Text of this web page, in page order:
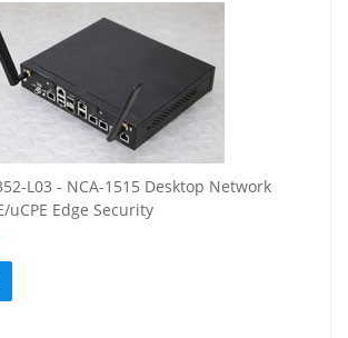
L03 - NCA-1515 Desktop Network
uCPE Edge Security